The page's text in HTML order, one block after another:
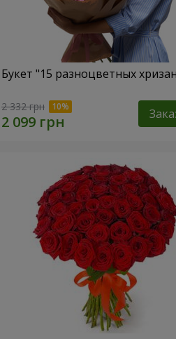
Букет "15 разноцветных
2 332 грн